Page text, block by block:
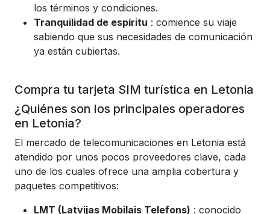
los términos y condiciones.
Tranquilidad de espíritu : comience su viaje
sabiendo que sus necesidades de comunicación
ya están cubiertas.
Compra tu tarjeta SIM turística en Letonia
¿Quiénes son los principales operadores
en Letonia?
El mercado de telecomunicaciones en Letonia está
atendido por unos pocos proveedores clave, cada
uno de los cuales ofrece una amplia cobertura y
paquetes competitivos:
LMT (Latvijas Mobilais Telefons) : conocido